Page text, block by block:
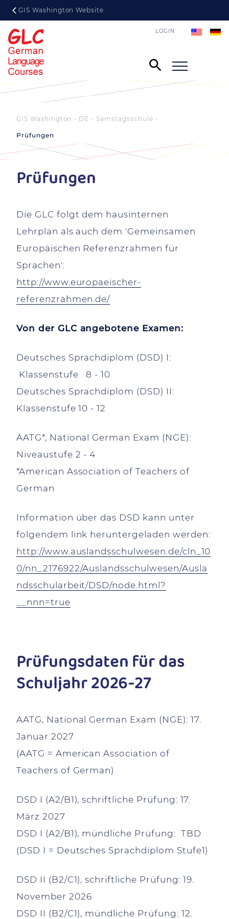
GIS Washington Website
LOGIN
GIS Washington - DE Samstagsschule
Prüfungen
Prüfungen
Die GLC folgt dem hausinternen
Lehrplan als auch dem 'Gemeinsamen
Europäischen Referenzrahmen für
Sprachen':
http://www.europaeischer-
referenzrahmen.de/
Von der GLC angebotene Examen:
Deutsches Sprachdiplom (DSD) I:
Klassenstufe 8 - 10
Deutsches Sprachdiplom (DSD) II:
Klassenstufe 10 - 12
AATG*, National German Exam (NGE):
Niveaustufe 2 - 4
*American Association of Teachers of
German
Information über das DSD kann unter
folgendem link heruntergeladen werden:
http://www.auslandsschulwesen.de/cln_10
0/nn_2176922/Auslandsschulwesen/Ausla
ndsschularbeit/DSD/node.html?
__nnn=true
Prüfungsdaten für das
Schuljahr 2026-27
AATG, National German Exam (NGE): 17.
Januar 2027
(AATG = American Association of
Teachers of German)
DSD I (A2/B1), schriftliche Prüfung: 17.
März 2027
DSD I (A2/B1), mündliche Prüfung: TBD
(DSD I = Deutsches Sprachdiplom Stufe1)
DSD II (B2/C1), schriftliche Prüfung: 19.
November 2026
DSD II (B2/C1), mündliche Prüfung: 12.